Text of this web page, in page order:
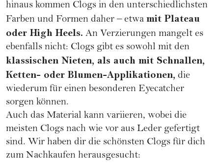
hinaus kommen Clogs in den unterschiedlichsten
Farben und Formen daher – etwa mit Plateau
oder High Heels. An Verzierungen mangelt es
ebenfalls nicht: Clogs gibt es sowohl mit den
klassischen Nieten, als auch mit Schnallen,
Ketten- oder Blumen-Applikationen, die
wiederum für einen besonderen Eyecatcher
sorgen können.
Auch das Material kann variieren, wobei die
meisten Clogs nach wie vor aus Leder gefertigt
sind. Wir haben dir die schönsten Clogs für dich
zum Nachkaufen herausgesucht: